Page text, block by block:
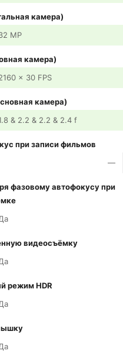
камера)
MP
камера)
x 30 FPS
камера)
& 2.2 & 2.2 & 2.4 f
при записи фильмов
—
фазовому автофокусу при
видеосъёмку
режим HDR